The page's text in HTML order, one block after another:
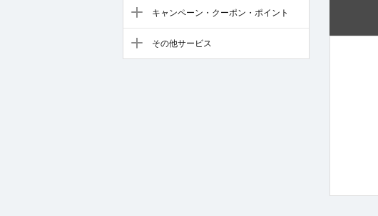
キャンペーン・クーポン・ポイント
その他サービス